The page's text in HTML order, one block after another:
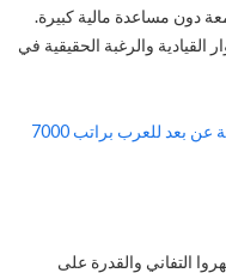
دون مساعدة مالية كبيرة.
القيادية والرغبة الحقيقية في
وظائف عن بعد من المنزل | وظيفة عن بعد للعرب براتب 7000
التفاني والقدرة على